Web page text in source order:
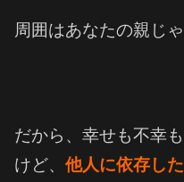
周囲はあなたの親じ
だから、幸せも不幸
けど、 他人に依存し